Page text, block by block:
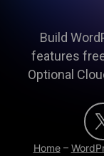
Build
features
Optional
Home–